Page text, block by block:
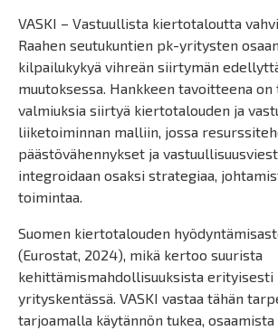
VASKI – Vastuullista kiertotaloutta
Raahen seutukuntien pk-yritysten
kilpailukykyä vihreän siirtymän
muutoksessa. Hankkeen tavoitteena
valmiuksia siirtyä kiertotalouden ja
liiketoiminnan malliin, jossa
päästövähennykset ja
integroidaan osaksi strategiaa,
toimintaa.
Suomen kiertotalouden
(Eurostat, 2024), mikä kertoo suurista
kehittämismahdollisuuksista erityisesti
yrityskentässä. VASKI vastaa tähän
tarjoamalla käytännön tukea, osaamista